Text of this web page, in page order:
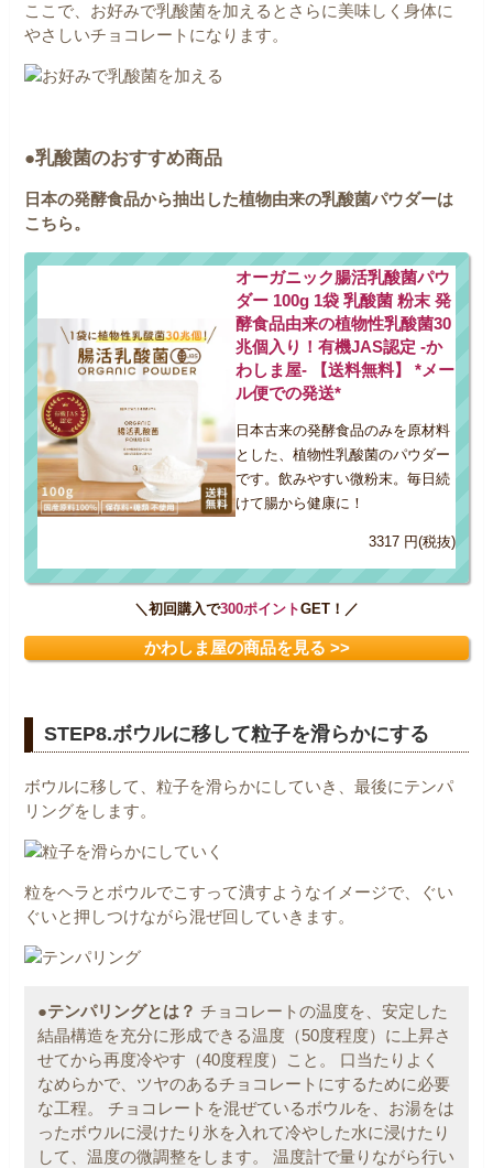
ここで、お好みで乳酸菌を加えるとさらに美味しく身体に
やさしいチョコレートになります。
●乳酸菌のおすすめ商品
日本の発酵食品から抽出した植物由来の乳酸菌パウダーは
こちら。
オーガニック腸活乳酸菌パウ
ダー 100g 1袋 乳酸菌 粉末 発
酵食品由来の植物性乳酸菌30
兆個入り！有機JAS認定 -か
わしま屋- 【送料無料】 *メー
ル便での発送*
日本古来の発酵食品のみを原材料
とした、植物性乳酸菌のパウダー
です。飲みやすい微粉末。毎日続
けて腸から健康に！
3317 円(税抜)
＼初回購入で300ポイントGET！／
かわしま屋の商品を見る >>
STEP8.ボウルに移して粒子を滑らかにする
ボウルに移して、粒子を滑らかにしていき、最後にテンパ
リングをします。
粒をヘラとボウルでこすって潰すようなイメージで、ぐい
ぐいと押しつけながら混ぜ回していきます。
●テンパリングとは？ チョコレートの温度を、安定した
結晶構造を充分に形成できる温度（50度程度）に上昇さ
せてから再度冷やす（40度程度）こと。
口当たりよく
なめらかで、ツヤのあるチョコレートにするために必要
な工程。
チョコレートを混ぜているボウルを、お湯をは
ったボウルに浸けたり氷を入れて冷やした水に浸けたり
して、温度の微調整をします。
温度計で量りながら行い